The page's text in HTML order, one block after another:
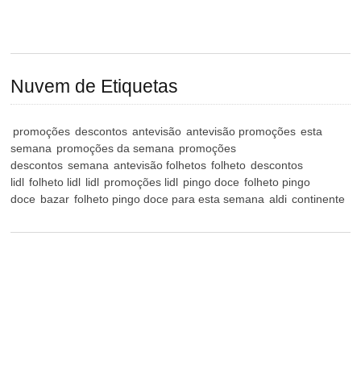
Nuvem de Etiquetas
promoções descontos antevisão antevisão promoções esta
semana promoções da semana promoções
descontos semana antevisão folhetos folheto descontos
lidl folheto lidl lidl promoções lidl pingo doce folheto pingo
doce bazar folheto pingo doce para esta semana aldi continente